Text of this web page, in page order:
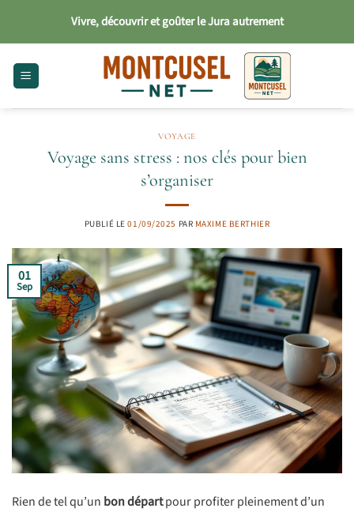
contenu
Vivre, découvrir et goûter le Jura autrement
VOYAGE
Voyage sans stress : nos clés pour bien
s’organiser
PUBLIÉ LE01/09/2025 PAR MAXIME BERTHIER
01
Sep
Rien de tel qu’un bon départpour profiter pleinement d’un